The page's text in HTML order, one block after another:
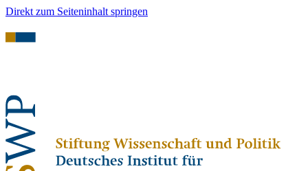
Direkt zum Seiteninhalt springen